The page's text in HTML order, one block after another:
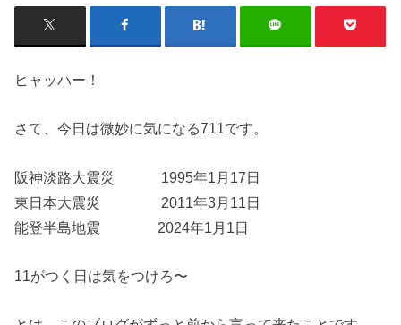
ヒャッハー！
さて、今日は微妙に気になる711です。
阪神淡路大震災 1995年1月17日
東日本大震災 2011年3月11日
能登半島地震 2024年1月1日
11がつく日は気をつけろ〜